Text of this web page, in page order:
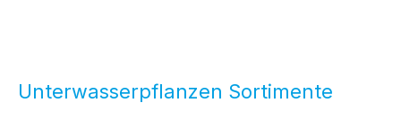
Unterwasserpflanzen Sortimente